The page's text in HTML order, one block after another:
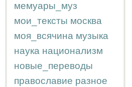
мемуары_муз
мои_тексты москва
моя_всячина музыка
наука национализм
новые_переводы
православие разное